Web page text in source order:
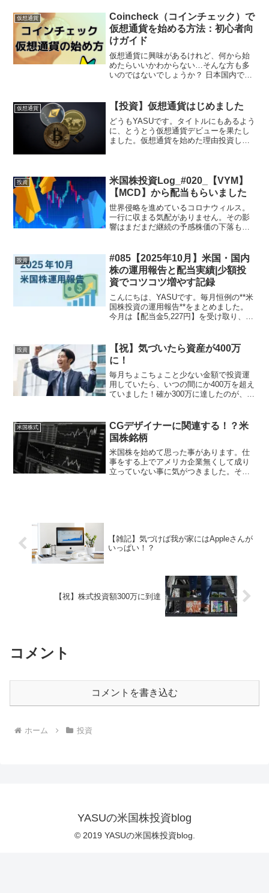
仮想通貨
Coincheck（コインチェック）で
仮想通貨を始める方法：初心者向
けガイド
仮想通貨に興味があるけれど、何から始
めたらいいかわからない…そんな方も多
いのではないでしょうか？ 日本国内でも
取引を始めることができます。この記事
では、Coi...
仮想通貨 【投資】仮想通貨はじめました
どうもYASUです。タイトルにもあるよう
に、とうとう仮想通貨デビューを果たし
ました。仮想通貨を始めた理由投資した
が大きいと感じていた...
投資
米国株投資Log_#020_【VYM】
【MCD】から配当もらいました
世界侵略を進めているコロナウィルス。
一行に収まる気配がありません。その影
響はまだまだ継続の予感株価の下落もま
ならない事を願うだけです。この経済危
機を乗り越え...
投資
#085【2025年10月】米国・国内
株の運用報告と配当実績|少額投
資でコツコツ増やす記録
こんにちは、YASUです。毎月恒例の**米
国株投資の運用報告**をまとめました。
今月は【配当金5,227円】を受け取り、少
✅ 受け取った配当金✅ 今後の方針を中心
にま...
投資
【祝】気づいたら資産が400万
に！
毎月ちょこちょこと少ない金額で投資運
用していたら、いつの間にか400万を超え
ていました！確か300万に達したのが、去
の記事はこちらにここ数年は、為替の影
響や株価の高騰...
米国株式
CGデザイナーに関連する！？米
国株銘柄
米国株を始めて思った事があります。仕
事をする上でアメリカ企業無くして成り
立っていない事に気がつきました。そこ
【雑記】気づけば我が家にはAppleさんが
いっぱい！？
【祝】株式投資額300万に到達
コメント
コメントを書き込む
ホーム 投資
YASUの米国株投資blog
© 2019 YASUの米国株投資blog.